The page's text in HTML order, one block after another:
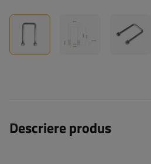
Descriere produs